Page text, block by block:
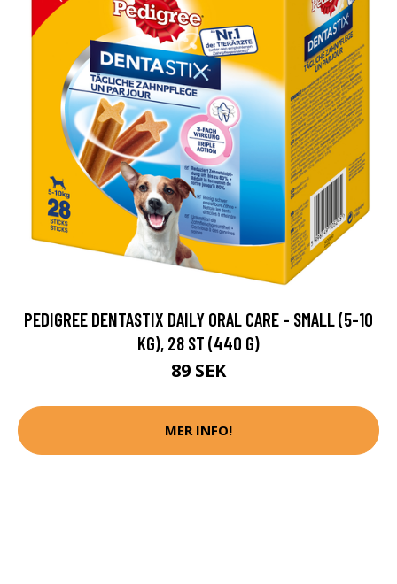
PEDIGREE DENTASTIX DAILY ORAL CARE - SMALL (5-10
KG), 28 ST (440 G)
89 SEK
MER INFO!